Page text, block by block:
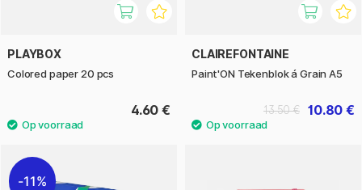
PLAYBOX
Colored paper 20 pcs
4.60 €
CLAIREFONTAINE
Paint'ON Tekenblok á Grain A5
10.80 €
13.50 €
11%